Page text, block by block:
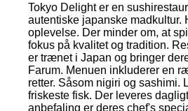
Tokyo Delight er en
autentiske japanske madkultur.
oplevelse. Der minder om, at
fokus på kvalitet og tradition.
er trænet i Japan og bringer
Farum. Menuen inkluderer en
retter. Såsom nigiri og sashimi.
friskeste fisk. Der leveres
anbefaling er deres chef's